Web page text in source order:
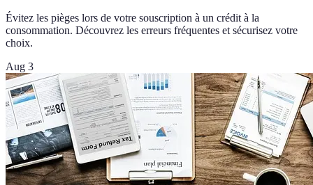
Évitez les pièges lors de votre souscription à un crédit à la
consommation. Découvrez les erreurs fréquentes et sécurisez votre
choix.
Aug 3